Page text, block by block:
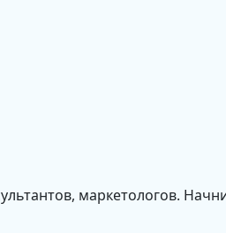
маркетологов.